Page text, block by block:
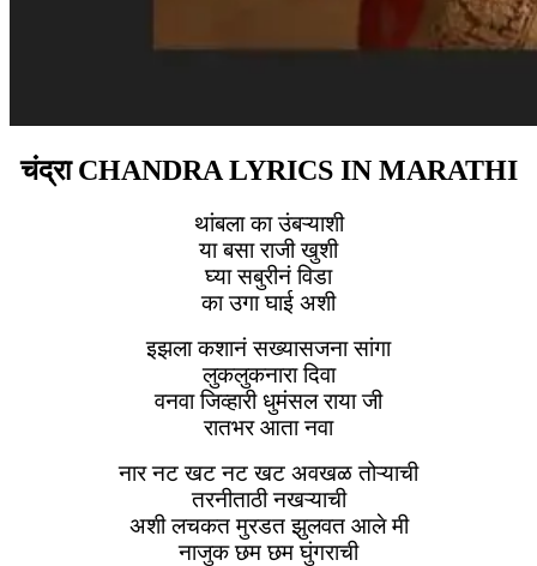
चंद्रा CHANDRA LYRICS IN MARATHI
थांबला का उंबऱ्याशी
या बसा राजी खुशी
घ्या सबुरीनं विडा
का उगा घाई अशी
इझला कशानं सख्यासजना सांगा
लुकलुकनारा दिवा
वनवा जिव्हारी धुमंसल राया जी
रातभर आता नवा
नार नट खट नट खट अवखळ तोऱ्याची
तरनीताठी नखऱ्याची
अशी लचकत मुरडत झुलवत आले मी
नाजुक छम छम घुंगराची